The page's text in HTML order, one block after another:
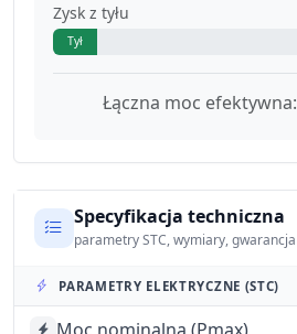
Zysk z tyłu
Tył
Łączna moc efektywna:
Specyfikacja techniczna
parametry STC, wymiary, gwarancja
PARAMETRY ELEKTRYCZNE (STC)